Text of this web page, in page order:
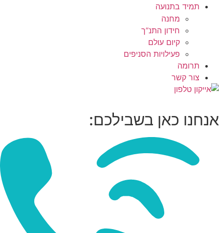
תמיד בתנועה
מחנה
חידון התנ”ך
קיום עולם
פעילויות הסניפים
תרומה
צור קשר
אנחנו כאן בשבילכם: